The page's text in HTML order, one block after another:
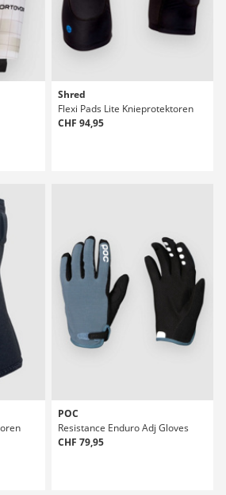
Shred
Flexi Pads Lite Knieprotektoren
CHF 94,95
POC
Resistance Enduro Adj Gloves
CHF 79,95